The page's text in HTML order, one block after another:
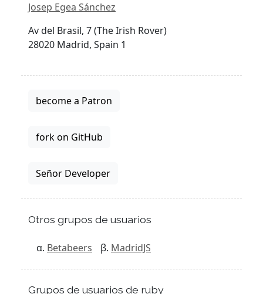
Josep Egea Sánchez
Av del Brasil, 7 (The Irish Rover)
28020 Madrid, Spain 1
become a Patron
fork on GitHub
Señor Developer
Otros grupos de usuarios
Betabeers MadridJS
Grupos de usuarios de ruby